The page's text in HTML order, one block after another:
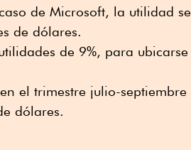
de Microsoft, la utilidad se
de dólares.
de 9%, para ubicarse
el trimestre julio-septiembre
dólares.